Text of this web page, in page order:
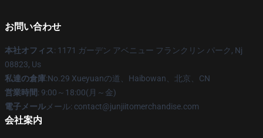
お問い合わせ
本社オフィス: 1171 ガーデン アベニュー フランクリン パーク, Nj
08823, Us
私達の倉庫:No.29 Xueyuanの道、Haibowan、北京、CN
営業時間: 9:00～18:00(月～金)
電子メール メール: contact@junjiitomerchandise.com
会社案内